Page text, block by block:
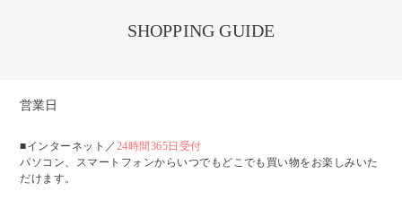
SHOPPING GUIDE
営業日
■インターネット／ 24時間365日受付
パソコン、スマートフォンからいつでもどこでも買い物をお楽しみいた
だけます。